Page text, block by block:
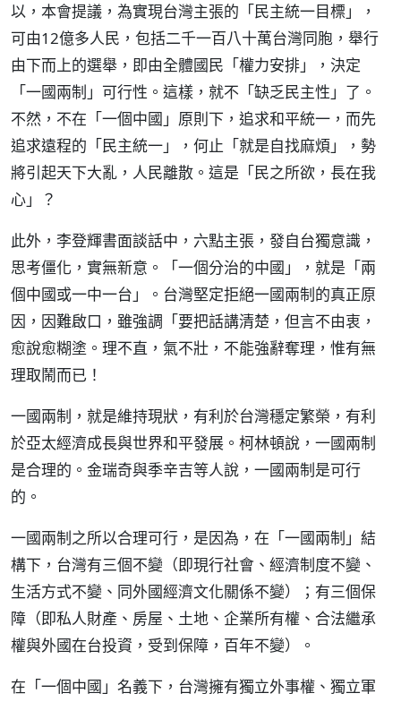
以，本會提議，為實現台灣主張的「民主統一目標」，
可由12億多人民，包括二千一百八十萬台灣同胞，舉行
由下而上的選舉，即由全體國民「權力安排」，決定
「一國兩制」可行性。這樣，就不「缺乏民主性」了。
不然，不在「一個中國」原則下，追求和平統一，而先
追求遠程的「民主統一」，何止「就是自找麻煩」，勢
將引起天下大亂，人民離散。這是「民之所欲，長在我
心」？
此外，李登輝書面談話中，六點主張，發自台獨意識，
思考僵化，實無新意。「一個分治的中國」，就是「兩
個中國或一中一台」。台灣堅定拒絕一國兩制的真正原
因，因難啟口，雖強調「要把話講清楚，但言不由衷，
愈說愈糊塗。理不直，氣不壯，不能強辭奪理，惟有無
理取鬧而已！
一國兩制，就是維持現狀，有利於台灣穩定繁榮，有利
於亞太經濟成長與世界和平發展。柯林頓說，一國兩制
是合理的。金瑞奇與季辛吉等人說，一國兩制是可行
的。
一國兩制之所以合理可行，是因為，在「一國兩制」結
構下，台灣有三個不變（即現行社會、經濟制度不變、
生活方式不變、同外國經濟文化關係不變）；有三個保
障（即私人財產、房屋、土地、企業所有權、合法繼承
權與外國在台投資，受到保障，百年不變）。
在「一個中國」名義下，台灣擁有獨立外事權、獨立軍